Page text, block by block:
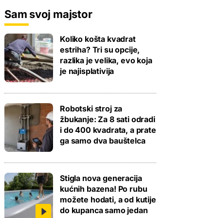
Sam svoj majstor
Koliko košta kvadrat
estriha? Tri su opcije,
razlika je velika, evo koja
je najisplativija
Robotski stroj za
žbukanje: Za 8 sati odradi
i do 400 kvadrata, a prate
ga samo dva bauštelca
Stigla nova generacija
kućnih bazena! Po rubu
možete hodati, a od kutije
do kupanca samo jedan